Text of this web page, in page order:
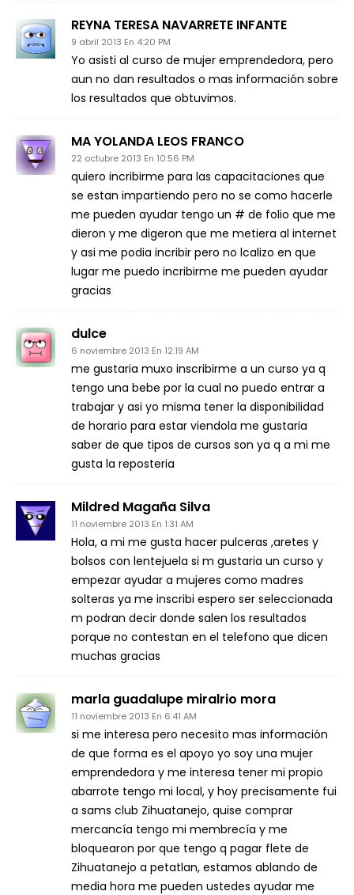
REYNA TERESA NAVARRETE INFANTE
9 abril 2013 En 4:20 PM
Yo asisti al curso de mujer emprendedora, pero
aun no dan resultados o mas información sobre
los resultados que obtuvimos.
MA YOLANDA LEOS FRANCO
22 octubre 2013 En 10:56 PM
quiero incribirme para las capacitaciones que
se estan impartiendo pero no se como hacerle
me pueden ayudar tengo un # de folio que me
dieron y me digeron que me metiera al internet
y asi me podia incribir pero no lcalizo en que
lugar me puedo incribirme me pueden ayudar
gracias
dulce
6 noviembre 2013 En 12:19 AM
me gustaria muxo inscribirme a un curso ya q
tengo una bebe por la cual no puedo entrar a
trabajar y asi yo misma tener la disponibilidad
de horario para estar viendola me gustaria
saber de que tipos de cursos son ya q a mi me
gusta la reposteria
Mildred Magaña Silva
11 noviembre 2013 En 1:31 AM
Hola, a mi me gusta hacer pulceras ,aretes y
bolsos con lentejuela si m gustaria un curso y
empezar ayudar a mujeres como madres
solteras ya me inscribi espero ser seleccionada
m podran decir donde salen los resultados
porque no contestan en el telefono que dicen
muchas gracias
marla guadalupe miralrio mora
11 noviembre 2013 En 6:41 AM
si me interesa pero necesito mas información
de que forma es el apoyo yo soy una mujer
emprendedora y me interesa tener mi propio
abarrote tengo mi local, y hoy precisamente fui
a sams club Zihuatanejo, quise comprar
mercancía tengo mi membrecía y me
bloquearon por que tengo q pagar flete de
Zihuatanejo a petatlan, estamos ablando de
media hora me pueden ustedes ayudar me